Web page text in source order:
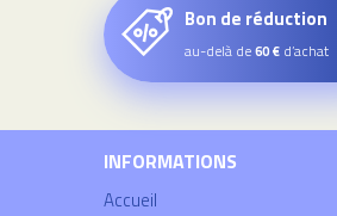
Bon de réduction
au-delà de60 € d’achat
INFORMATIONS
Accueil